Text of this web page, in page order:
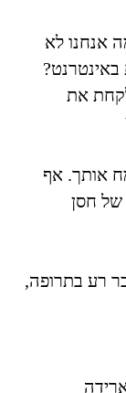
אנחנו לא
באינטרנט?
את
אותך. אף
של חסן
רע בתרופה,